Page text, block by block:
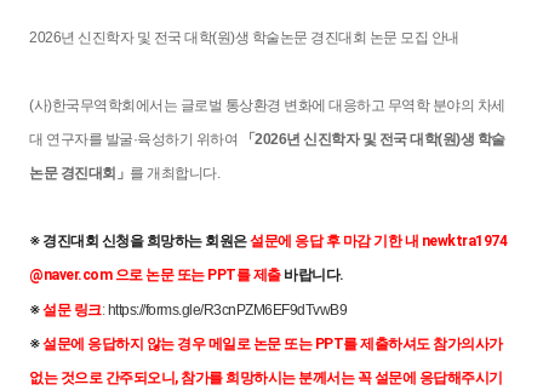
2026년 신진학자 및 전국 대학(원)생 학술논문 경진대회 논문 모집 안내
(사)한국무역학회에서는 글로벌 통상환경 변화에 대응하고 무역학 분야의 차세
대 연구자를 발굴·육성하기 위하여 「2026년 신진학자 및 전국 대학(원)생 학술
논문 경진대회」 를 개최합니다.
※ 경진대회 신청을 희망하는 회원은 설문에 응답 후 마감 기한 내 newktra1974
@naver.com 으로 논문 또는 PPT를 제출 바랍니다.
※ 설문 링크: https://forms.gle/R3cnPZM6EF9dTvwB9
※ 설문에 응답하지 않는 경우 메일로 논문 또는 PPT를 제출하셔도 참가의사가
없는 것으로 간주되오니, 참가를 희망하시는 분께서는 꼭 설문에 응답해주시기